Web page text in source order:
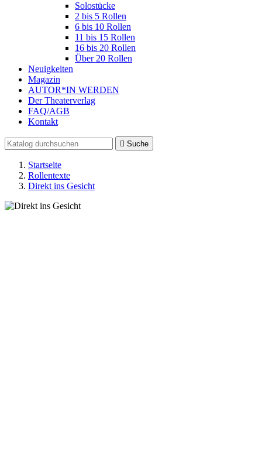
Solostücke
2 bis 5 Rollen
6 bis 10 Rollen
11 bis 15 Rollen
16 bis 20 Rollen
Über 20 Rollen
Neuigkeiten
Magazin
AUTOR*IN WERDEN
Der Theaterverlag
FAQ/AGB
Kontakt
 Suche
Startseite
Rollentexte
Direkt ins Gesicht